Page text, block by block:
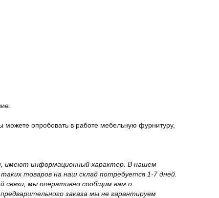
опробовать в работе мебельную фурнитуру,
имеют информационный характер. В нашем
товаров на наш склад потребуется 1-7 дней.
связи, мы оперативно сообщим вам о
заказа мы не гарантируем